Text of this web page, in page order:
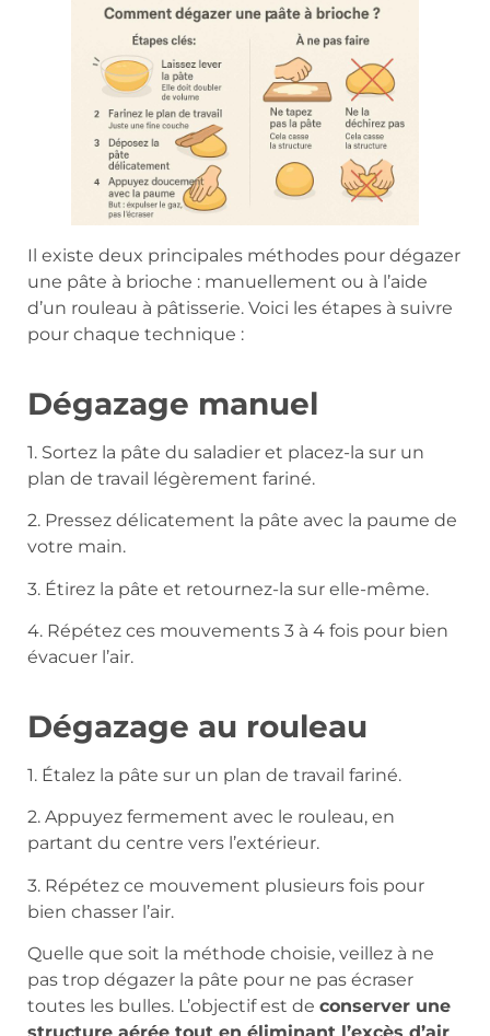
Il existe deux principales méthodes pour dégazer
une pâte à brioche : manuellement ou à l’aide
d’un rouleau à pâtisserie. Voici les étapes à suivre
pour chaque technique :
Dégazage manuel
1. Sortez la pâte du saladier et placez-la sur un
plan de travail légèrement fariné.
2. Pressez délicatement la pâte avec la paume de
votre main.
3. Étirez la pâte et retournez-la sur elle-même.
4. Répétez ces mouvements 3 à 4 fois pour bien
évacuer l’air.
Dégazage au rouleau
1. Étalez la pâte sur un plan de travail fariné.
2. Appuyez fermement avec le rouleau, en
partant du centre vers l’extérieur.
3. Répétez ce mouvement plusieurs fois pour
bien chasser l’air.
Quelle que soit la méthode choisie, veillez à ne
pas trop dégazer la pâte pour ne pas écraser
toutes les bulles. L’objectif est de conserver une